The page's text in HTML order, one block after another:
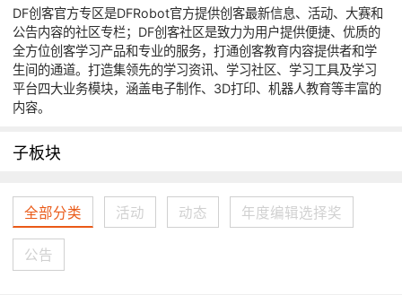
DF创客官方专区是DFRobot官方提供创客最新信息、活动、大赛和
公告内容的社区专栏；DF创客社区是致力为用户提供便捷、优质的
全方位创客学习产品和专业的服务，打通创客教育内容提供者和学
生间的通道。打造集领先的学习资讯、学习社区、学习工具及学习
平台四大业务模块，涵盖电子制作、3D打印、机器人教育等丰富的
内容。
子板块
全部分类 活动 动态 年度编辑选择奖
公告